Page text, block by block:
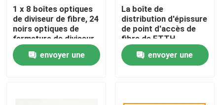
Maison
Produits
1 x 8 boîtes optiques
de diviseur de fibre, 24
noirs optiques de
fermeture de diviseur
de fibre des ports pp
envoyer une
La boîte de
distribution d'épissure
de point d'accès de
fibre de FTTH
amincissent le port 16
pour le diviseur de 1X8
1X16
envoyer une